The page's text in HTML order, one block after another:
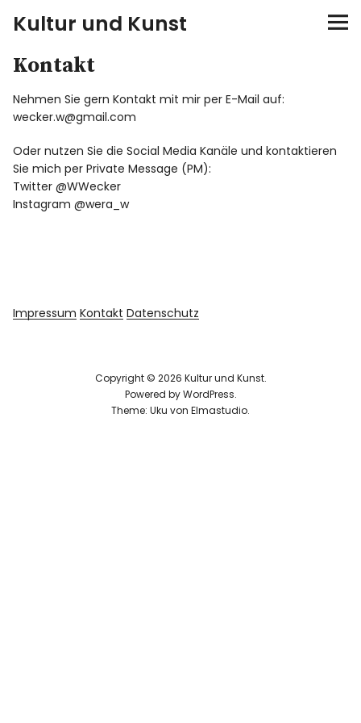
Kultur und Kunst
kultur & kunst
Ausstellungen
Spiele
Konzerte
Kontakt
Nehmen Sie gern Kontakt mit mir per E-Mail auf:
wecker.w@gmail.com
Oder nutzen Sie die Social Media Kanäle und kontaktieren
Sie mich per Private Message (PM):
Twitter @WWecker
Instagram @wera_w
Impressum Kontakt Datenschutz
Copyright © 2026 Kultur und Kunst
Powered byWordPress
Theme: Uku von Elmastudio